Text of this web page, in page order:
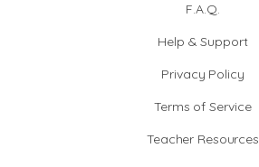
F.A.Q.
Help & Support
Privacy Policy
Terms of Service
Teacher Resources